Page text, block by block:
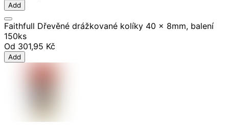
Add
Faithfull Dřevěné drážkované kolíky 40 x 8mm, balení
150ks
Od 301,95 Kč
Add